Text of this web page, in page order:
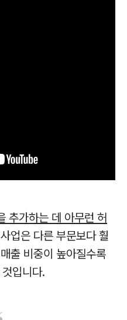
추가하는 데 아무런 허
업은 다른 부문보다 훨
출 비중이 높아질수록
입니다.